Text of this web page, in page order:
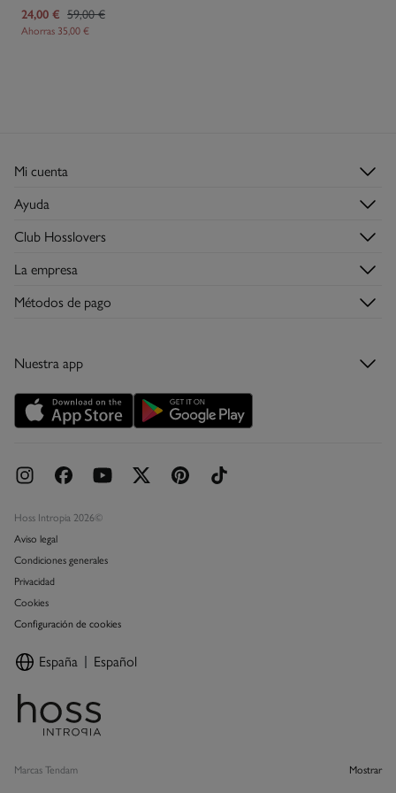
24,00 € 59,00 €
Ahorras 35,00 €
Mi cuenta
Login
Registrarme
Mis pedidos
Direcciones de envío
Ayuda
Atención al cliente
Envíos
Devoluciones
Tarjeta abono
Promociones vigentes
Concursos y sorteos
Club Hosslovers
Descúbrelo
Hazte Hosslover →
La empresa
Tiendas
Descubre la app
Métodos de pago
Nuestra app
Hoss Intropia 2026©
Aviso legal
Condiciones generales
Privacidad
Cookies
Configuración de cookies
España Español
Marcas Tendam Mostrar